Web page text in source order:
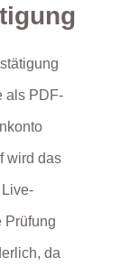
als PDF-
wird das
Prüfung
da